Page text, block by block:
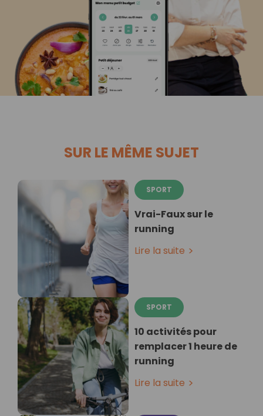
SUR LE MÊME SUJET
SPORT
Vrai-Faux sur le
running
Lire la suite
SPORT
10 activités pour
remplacer 1 heure de
running
Lire la suite